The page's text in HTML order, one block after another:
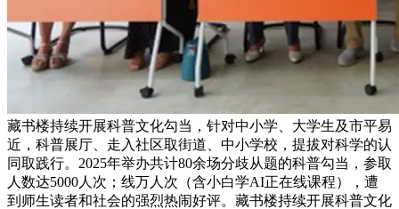
藏书楼持续开展科普文化勾当，针对中小学、大学生及市平易
近，科普展厅、走入社区取街道、中小学校，提拔对科学的认
同取践行。2025年举办共计80余场分歧从题的科普勾当，参取
人数达5000人次；线万人次（含小白学AI正在线课程），遭
到师生读者和社会的强烈热闹好评。藏书楼持续开展科普文化